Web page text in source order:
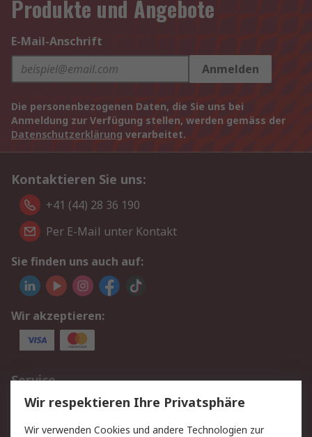
Produkte und Angebote
E-Mail-Anschrift
Anmelden
Die personenbezogenen Daten, die Sie uns bei
Anmeldung zur Verfügung stellen, werden gemäss der
Datenschutzerklärung verarbeitet.
Kontaktieren Sie uns:
+41 (44) 28 36 190
Per E-Mail unter Kontakt
Sie finden uns auch auf:
Wir akzeptieren:
Service
Value Added Services
Lieferlösungen
Rücksendungen
Kontakt
Wir respektieren Ihre Privatsphäre
Wir verwenden Cookies und andere Technologien zur